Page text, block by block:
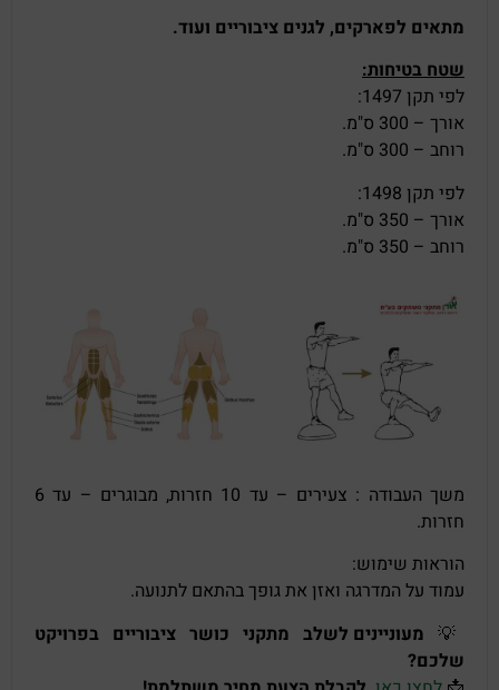
מתאים לפארקים, לגנים ציבוריים ועוד.
שטח בטיחות:
לפי תקן 1497:
אורך – 300 ס"מ.
רוחב – 300 ס"מ.
לפי תקן 1498:
אורך – 350 ס"מ.
רוחב – 350 ס"מ.
משך העבודה : צעירים – עד 10 חזרות, מבוגרים – עד 6
חזרות.
הוראות שימוש:
עמוד על המדרגה ואזן את גופך בהתאם לתנועה.
💡 מעוניינים לשלב מתקני כושר ציבוריים בפרויקט
שלכם?